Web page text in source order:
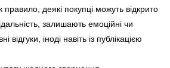
правило, деякі покупці можуть відкрито
залишають емоційні чи
відгуки, іноді навіть із публікацією